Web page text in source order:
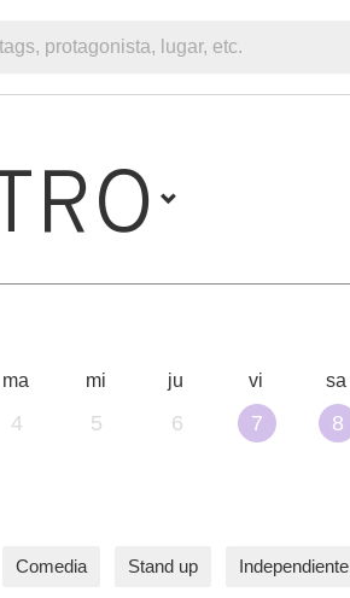
ma mi ju vi sa
4 5 6 7 8
Comedia Stand up Independiente